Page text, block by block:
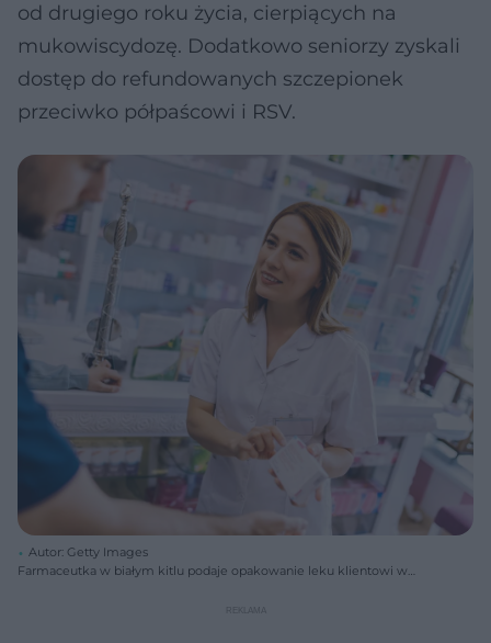
od drugiego roku życia, cierpiących na
mukowiscydozę. Dodatkowo seniorzy zyskali
dostęp do refundowanych szczepionek
przeciwko półpaścowi i RSV.
Autor: Getty Images
Farmaceutka w białym kitlu podaje opakowanie leku klientowi w
mężczyznę przy ladzie, z półkami pełnymi medykamentów w tle.